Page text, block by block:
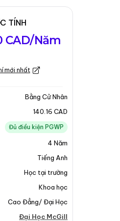
TÍNH
CAD/Năm
mới nhất
Bằng Cử Nhân
140.16 CAD
Đủ điều kiện PGWP
4 Năm
Tiếng Anh
Học tại trường
Khoa học
Cao Đẳng/ Đại Học
Đại Học McGill